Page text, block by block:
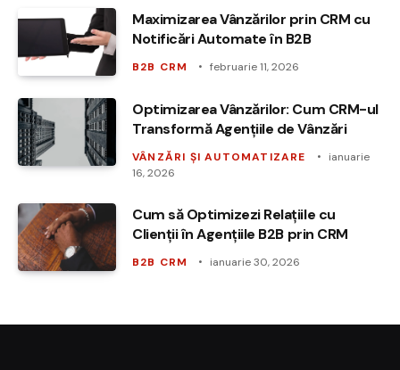
Maximizarea Vânzărilor prin CRM cu
Notificări Automate în B2B
B2B CRM februarie 11, 2026
Optimizarea Vânzărilor: Cum CRM-ul
Transformă Agențiile de Vânzări
VÂNZĂRI ȘI AUTOMATIZARE
ianuarie
16, 2026
Cum să Optimizezi Relațiile cu
Clienții în Agențiile B2B prin CRM
B2B CRM ianuarie 30, 2026